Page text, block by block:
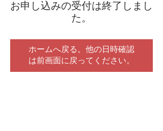
お申し込みの受付は終了しまし
た。
ホームへ戻る。他の日時確認
は前画面に戻ってください。